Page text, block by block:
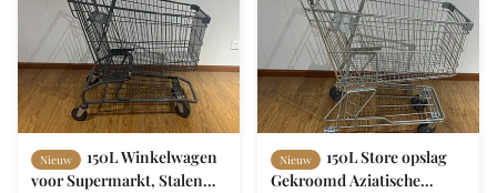
Nieuw
150L Winkelwagen
voor Supermarkt, Stalen
Nieuw
150L Store opslag
Gekroomd Aziatische